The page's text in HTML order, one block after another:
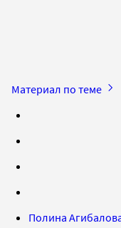
Материал по теме
Полина